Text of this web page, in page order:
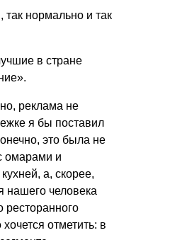
нормально и так
в стране
реклама не
я бы поставил
это была не
омарами и
а, скорее,
нашего человека
ресторанного
отметить: в